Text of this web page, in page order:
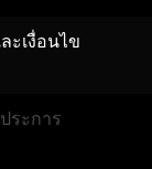
ะเงื่อนไข
ระการ